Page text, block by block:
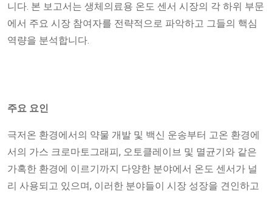
니다. 본 보고서는 생체의료용 온도 센서 시장의 각 하위 부문
에서 주요 시장 참여자를 전략적으로 파악하고 그들의 핵심
역량을 분석합니다.
주요 요인
극저온 환경에서의 약물 개발 및 백신 운송부터 고온 환경에
서의 가스 크로마토그래피, 오토클레이브 및 멸균기와 같은
가혹한 환경에 이르기까지 다양한 분야에서 온도 센서가 널
리 사용되고 있으며, 이러한 분야들이 시장 성장을 견인하고